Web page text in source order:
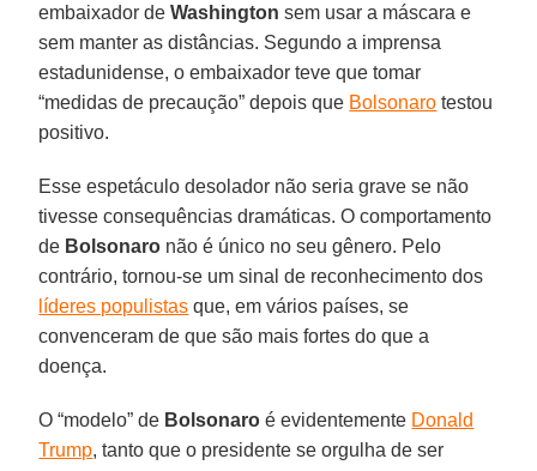
embaixador deWashington sem usar a máscara e
sem manter as distâncias. Segundo a imprensa
estadunidense, o embaixador teve que tomar
“medidas de precaução” depois que Bolsonaro testou
positivo.
Esse espetáculo desolador não seria grave se não
tivesse consequências dramáticas. O comportamento
de Bolsonaro não é único no seu gênero. Pelo
contrário, tornou-se um sinal de reconhecimento dos
líderes populistas que, em vários países, se
convenceram de que são mais fortes do que a
doença.
O “modelo” de Bolsonaro é evidentemente Donald
Trump, tanto que o presidente se orgulha de ser